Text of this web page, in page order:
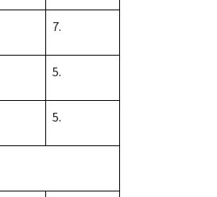
7.
5.
5.